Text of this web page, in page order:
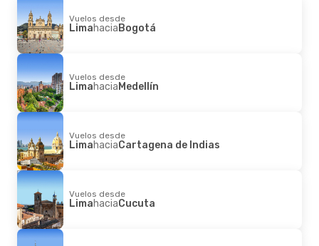
Vuelos desde
LimahaciaBogotá
Vuelos desde
LimahaciaMedellín
Vuelos desde
LimahaciaCartagena de Indias
Vuelos desde
LimahaciaCucuta